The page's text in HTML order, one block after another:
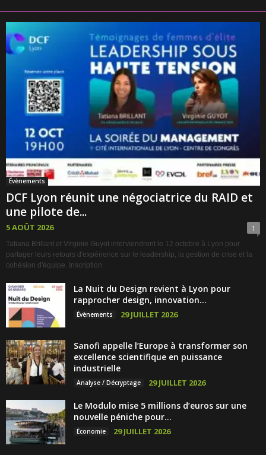
Évènements
DCF Lyon réunit une négociatrice du RAID et
une pilote de...
5 AOÛT 2026 1
Tatiana Brillant et Virginie Guyot interviendront le 12 octobre à Lyon pour
partager leurs retours d'expérience sur le leadership, la gestion de crise et la
cohésion d'équipe. Inscription
La Nuit du Design revient à Lyon pour
rapprocher design, innovation...
Évènements 29 JUILLET 2026
Sanofi appelle l’Europe à transformer son
excellence scientifique en puissance
industrielle
Analyse / Décryptage 29 JUILLET 2026
Le Modulo mise 5 millions d’euros sur une
nouvelle péniche pour...
Économie 29 JUILLET 2026